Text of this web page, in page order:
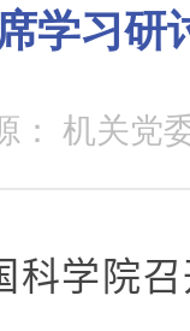
学习研
： 机关党
科学院